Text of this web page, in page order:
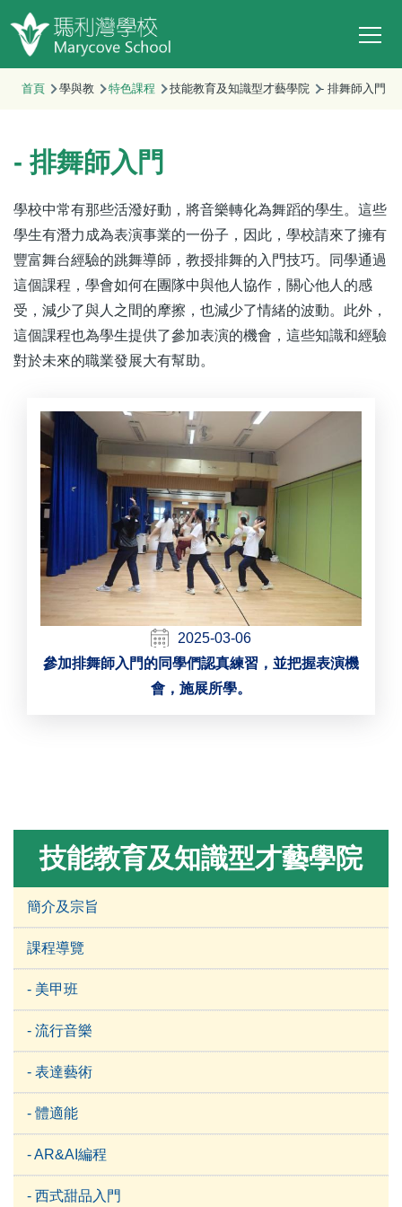
移至主內容
首頁 學與教 特色課程 技能教育及知識型才藝學院 - 排舞師入門
- 排舞師入門
學校中常有那些活潑好動，將音樂轉化為舞蹈的學生。這些
學生有潛力成為表演事業的一份子，因此，學校請來了擁有
豐富舞台經驗的跳舞導師，教授排舞的入門技巧。同學通過
這個課程，學會如何在團隊中與他人協作，關心他人的感
受，減少了與人之間的摩擦，也減少了情緒的波動。此外，
這個課程也為學生提供了參加表演的機會，這些知識和經驗
對於未來的職業發展大有幫助。
2025-03-06
參加排舞師入門的同學們認真練習，並把握表演機
會，施展所學。
技能教育及知識型才藝學院
簡介及宗旨
課程導覽
- 美甲班
- 流行音樂
- 表達藝術
- 體適能
- AR&AI編程
- 西式甜品入門